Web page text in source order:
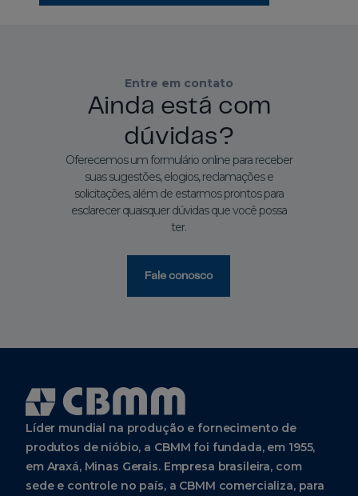
Entre em contato
Ainda está com
dúvidas?
Oferecemos um formulário online para receber
suas sugestões, elogios, reclamações e
solicitações, além de estarmos prontos para
esclarecer quaisquer dúvidas que você possa
ter.
Fale conosco
Líder mundial na produção e fornecimento de
produtos de nióbio, a CBMM foi fundada, em 1955,
em Araxá, Minas Gerais. Empresa brasileira, com
sede e controle no país, a CBMM comercializa, para